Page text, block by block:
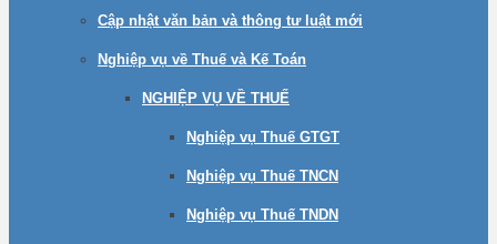
Cập nhật văn bản và thông tư luật mới
Nghiệp vụ về Thuế và Kế Toán
NGHIỆP VỤ VỀ THUẾ
Nghiệp vụ Thuế GTGT
Nghiệp vụ Thuế TNCN
Nghiệp vụ Thuế TNDN